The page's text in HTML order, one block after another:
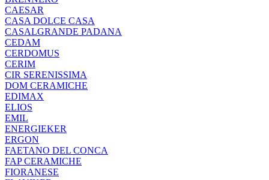
CAESAR
CASA DOLCE CASA
CASALGRANDE PADANA
CEDAM
CERDOMUS
CERIM
CIR SERENISSIMA
DOM CERAMICHE
EDIMAX
ELIOS
EMIL
ENERGIEKER
ERGON
FAETANO DEL CONCA
FAP CERAMICHE
FIORANESE